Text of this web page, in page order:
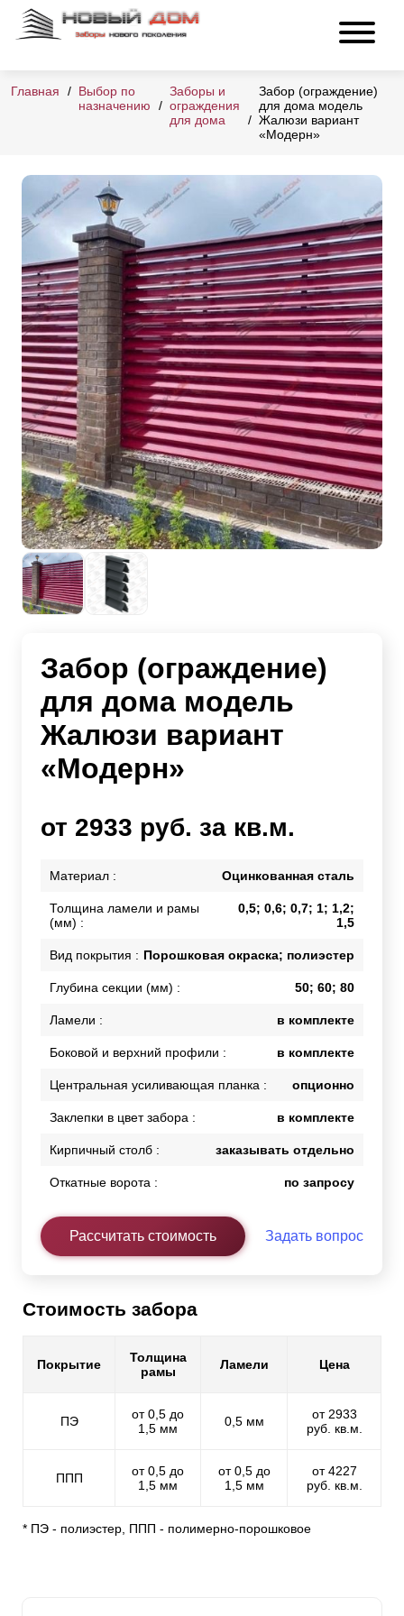
Главная
Выбор по
назначению
Заборы и
ограждения
для дома
Забор (ограждение)
для дома модель
Жалюзи вариант
«Модерн»
Забор (ограждение)
для дома модель
Жалюзи вариант
«Модерн»
от 2933 руб. за кв.м.
Материал : Оцинкованная сталь
Толщина ламели и рамы
(мм) :
0,5; 0,6; 0,7; 1; 1,2;
1,5
Вид покрытия : Порошковая окраска; полиэстер
Глубина секции (мм) : 50; 60; 80
Ламели : в комплекте
Боковой и верхний профили : в комплекте
Центральная усиливающая планка : опционно
Заклепки в цвет забора : в комплекте
Кирпичный столб : заказывать отдельно
Откатные ворота : по запросу
Рассчитать стоимость Задать вопрос
Стоимость забора
Покрытие
Толщина
рамы
Ламели Цена
ПЭ
от 0,5 до
1,5 мм
0,5 мм
от 2933
руб. кв.м.
ППП
от 0,5 до
1,5 мм
от 0,5 до
1,5 мм
от 4227
руб. кв.м.
* ПЭ - полиэстер, ППП - полимерно-порошковое